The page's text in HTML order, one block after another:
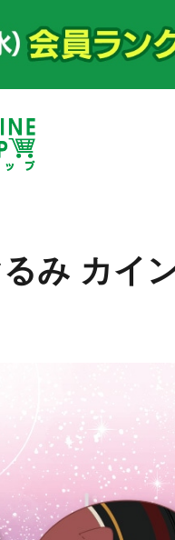
み カイ